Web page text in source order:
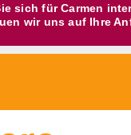
sich für Carmen
wir uns auf Ihre